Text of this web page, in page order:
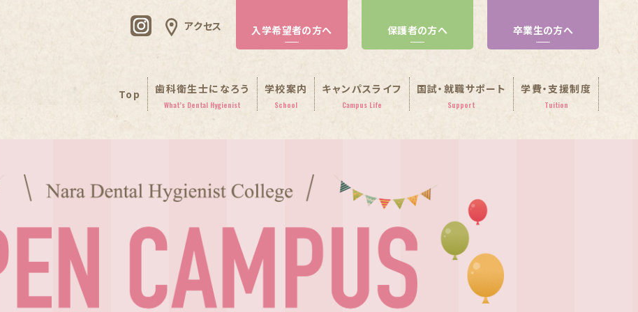
アクセス 入学希望者の方へ 保護者の方へ 卒業生の方へ
Top 歯科衛生士になろう
What’s Dental Hygienist
学校案内
School
キャンパスライフ
Campus Life
国試・就職サポート
Support
学費・支援制度
Tuition